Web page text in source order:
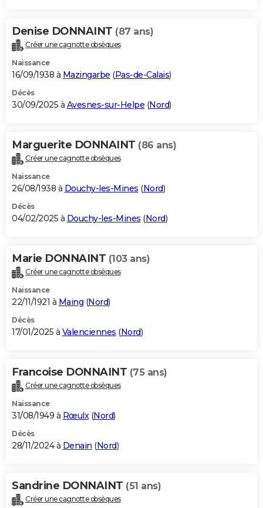
Denise DONNAINT (87 ans)
Créer une cagnotte obsèques
Naissance
16/09/1938 à Mazingarbe (Pas-de-Calais)
Décès
30/09/2025 à Avesnes-sur-Helpe (Nord)
Marguerite DONNAINT (86 ans)
Créer une cagnotte obsèques
Naissance
26/08/1938 à Douchy-les-Mines (Nord)
Décès
04/02/2025 à Douchy-les-Mines (Nord)
Marie DONNAINT (103 ans)
Créer une cagnotte obsèques
Naissance
22/11/1921 à Maing (Nord)
Décès
17/01/2025 à Valenciennes (Nord)
Francoise DONNAINT (75 ans)
Créer une cagnotte obsèques
Naissance
31/08/1949 à Rœulx(Nord)
Décès
28/11/2024 à Denain (Nord)
Sandrine DONNAINT (51 ans)
Créer une cagnotte obsèques